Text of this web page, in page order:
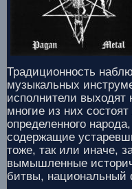
Традиционность
музыкальных
исполнители выходят
многие из них
определенного
содержащие
тоже, так или иначе,
вымышленные
битвы, национальный